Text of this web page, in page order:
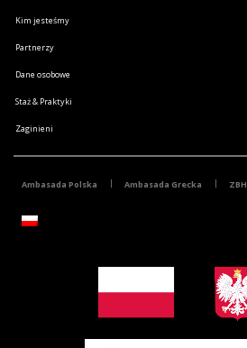
Kim jesteśmy
Partnerzy
Dane osobowe
Staż & Praktyki
Zaginieni
Ambasada Polska Ambasada Grecka ZBH